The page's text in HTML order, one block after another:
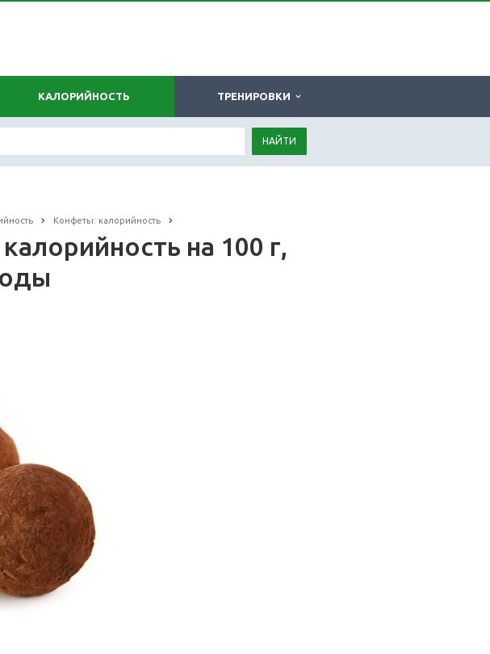
КАЛОРИЙНОСТЬ ТРЕНИРОВКИ
НАЙТИ
Конфеты: калорийность
на 100 г,